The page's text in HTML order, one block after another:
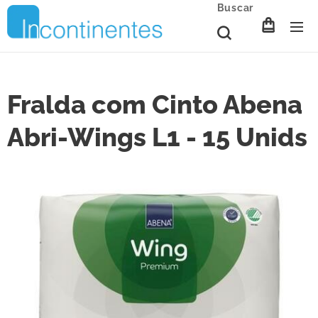
Buscar
Fralda com Cinto Abena
Abri-Wings L1 - 15 Unids